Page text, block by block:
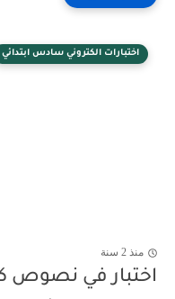
اختبارات الكتروني سادس ابتدائي
منذ 2 سنة
اختبار في نصوص